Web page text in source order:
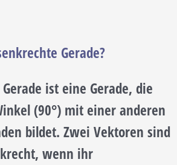
Gerade?
ist eine Gerade, die
(90°) mit einer anderen
bildet. Zwei Vektoren sind
wenn ihr